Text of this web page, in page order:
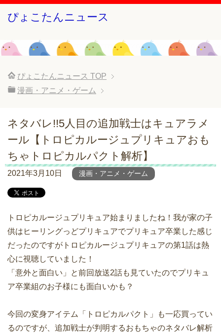
ぴょこたんニュース
ぴょこたんニュース TOP
漫画・アニメ・ゲーム
ネタバレ!!5人目の追加戦士はキュアラメ
ール【トロピカルージュプリキュアおも
ちゃトロピカルパクト解析】
2021年3月10日 漫画・アニメ・ゲーム
トロピカルージュプリキュア始まりましたね！我が家の子
供はヒーリングっどプリキュアでプリキュア卒業した感じ
だったのですがトロピカルージュプリキュアの第1話は熱
心に視聴していました！
「意外と面白い」と前回放送2話も見ていたのでプリキュ
ア卒業組のお子様にも面白いかも？
今回の変身アイテム「トロピカルパクト」も一応買ってい
るのですが、追加戦士が判明するおもちゃのネタバレ解析